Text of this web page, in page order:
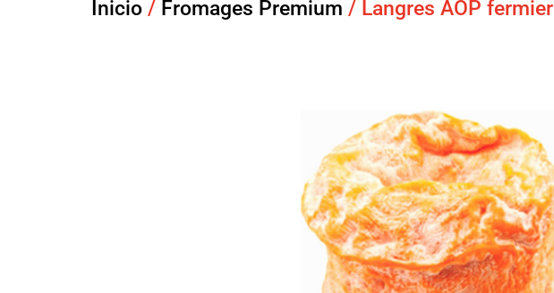
Inicio / Fromages Premium / Langres AOP fermier